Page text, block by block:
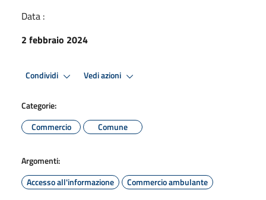
Data :
2 febbraio 2024
Condividi Vedi azioni
Categorie:
Commercio
Comune
Argomenti:
Accesso all'informazione
Commercio ambulante